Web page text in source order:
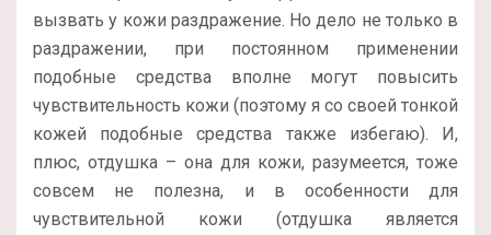
вызвать у кожи раздражение. Но дело не только в
раздражении, при постоянном применении
подобные средства вполне могут повысить
чувствительность кожи (поэтому я со своей тонкой
кожей подобные средства также избегаю). И,
плюс, отдушка – она для кожи, разумеется, тоже
совсем не полезна, и в особенности для
чувствительной кожи (отдушка является